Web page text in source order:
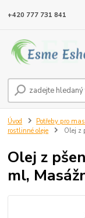
+420 777 731 841
Úvod Potřeby pro
rostlinné oleje
Olej z
Olej z
ml,